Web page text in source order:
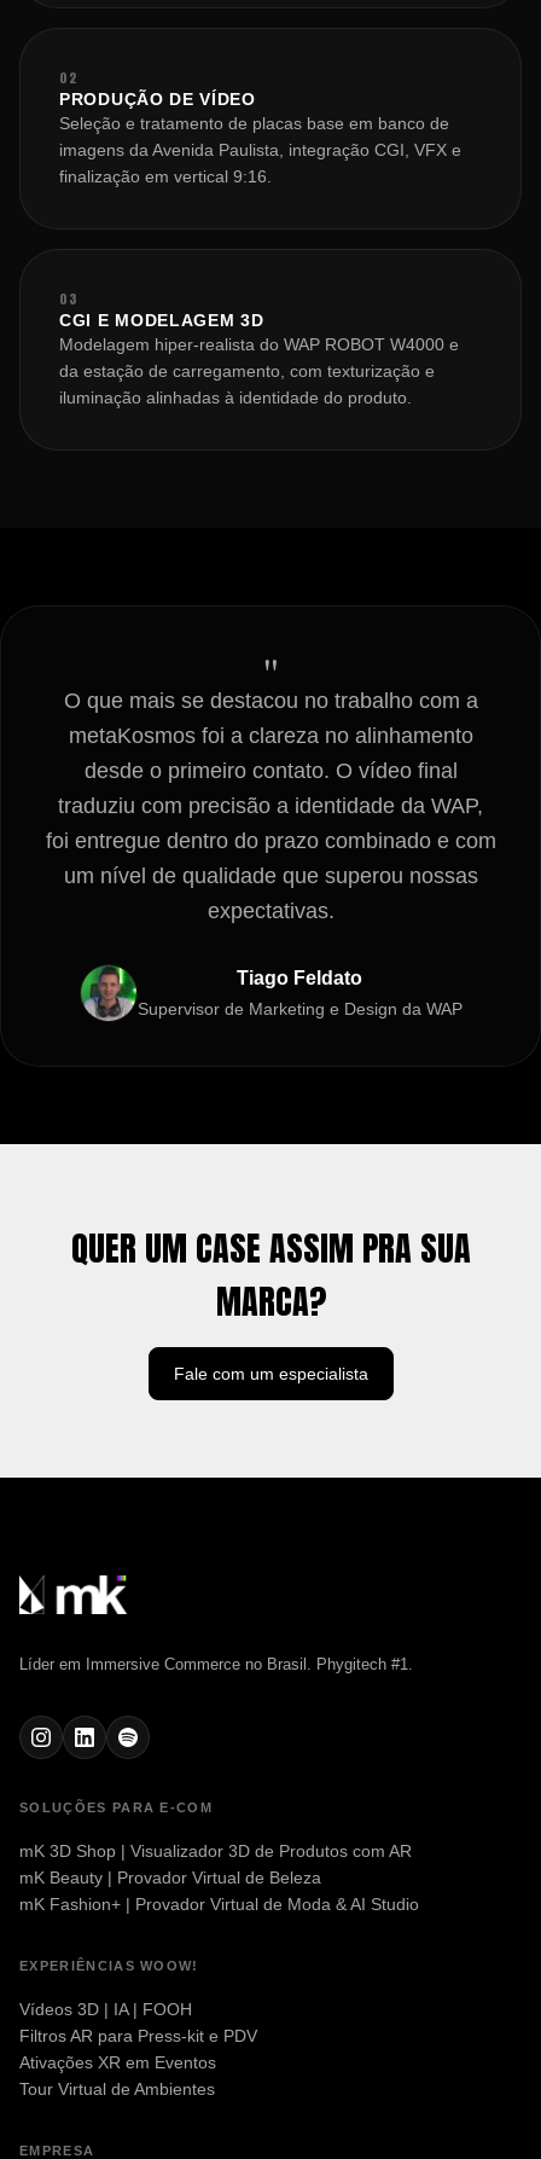
02
PRODUÇÃO DE VÍDEO
Seleção e tratamento de placas base em banco de
imagens da Avenida Paulista, integração CGI, VFX e
finalização em vertical 9:16.
03
CGI E MODELAGEM 3D
Modelagem hiper-realista do WAP ROBOT W4000 e
da estação de carregamento, com texturização e
iluminação alinhadas à identidade do produto.
"
O que mais se destacou no trabalho com a
metaKosmos foi a clareza no alinhamento
desde o primeiro contato. O vídeo final
traduziu com precisão a identidade da WAP,
foi entregue dentro do prazo combinado e com
um nível de qualidade que superou nossas
expectativas.
Tiago Feldato
Supervisor de Marketing e Design da WAP
QUER UM CASE ASSIM PRA SUA
MARCA?
Fale com um especialista
Líder em Immersive Commerce no Brasil. Phygitech #1.
SOLUÇÕES PARA E-COM
mK 3D Shop | Visualizador 3D de Produtos com AR
mK Beauty | Provador Virtual de Beleza
mK Fashion+ | Provador Virtual de Moda & AI Studio
EXPERIÊNCIAS WOOW!
Vídeos 3D | IA | FOOH
Filtros AR para Press-kit e PDV
Ativações XR em Eventos
Tour Virtual de Ambientes
EMPRESA